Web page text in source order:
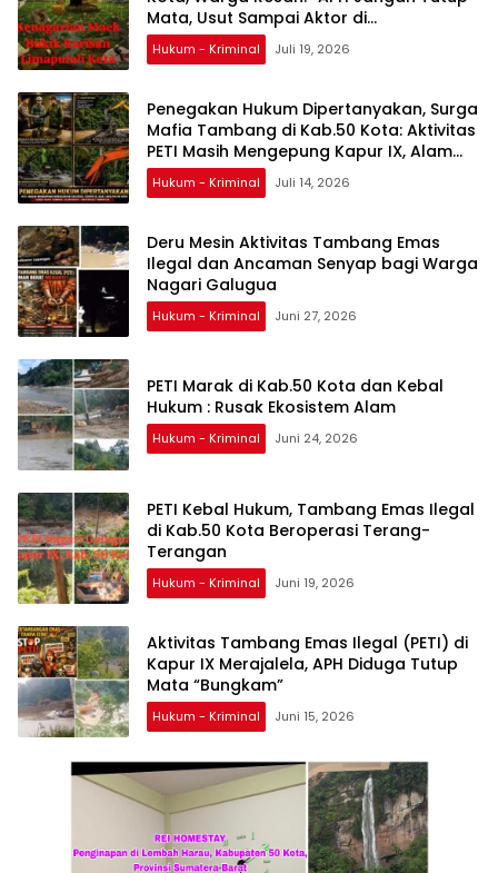
Mata, Usut Sampai Aktor di
Belakangnya”
Hukum - Kriminal Juli 19, 2026
Penegakan Hukum Dipertanyakan, Surga
Mafia Tambang di Kab.50 Kota: Aktivitas
PETI Masih Mengepung Kapur IX, Alam
Rusak
Hukum - Kriminal Juli 14, 2026
Deru Mesin Aktivitas Tambang Emas
Ilegal dan Ancaman Senyap bagi Warga
Nagari Galugua
Hukum - Kriminal Juni 27, 2026
PETI Marak di Kab.50 Kota dan Kebal
Hukum : Rusak Ekosistem Alam
Hukum - Kriminal Juni 24, 2026
PETI Kebal Hukum, Tambang Emas Ilegal
di Kab.50 Kota Beroperasi Terang-
Terangan
Hukum - Kriminal Juni 19, 2026
Aktivitas Tambang Emas Ilegal (PETI) di
Kapur IX Merajalela, APH Diduga Tutup
Mata “Bungkam”
Hukum - Kriminal Juni 15, 2026